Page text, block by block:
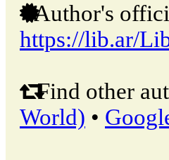
Author's
https://lib.ar/
Find other
World) •